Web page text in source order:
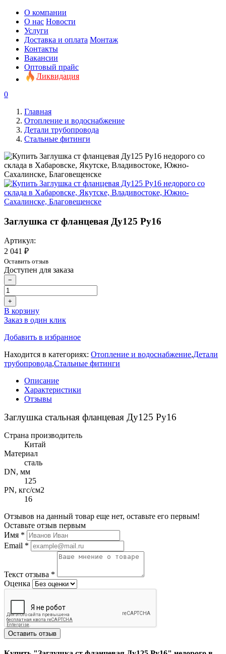
О компании
О нас Новости
Услуги
Доставка и оплата Монтаж
Контакты
Вакансии
Оптовый прайс
Ликвидация
0
Главная
Отопление и водоснабжение
Детали трубопровода
Стальные фитинги
Заглушка ст фланцевая Ду125 Ру16
Артикул:
2 041 ₽
Оставить отзыв
Доступен для заказа
−
+
В корзину
Заказ в один клик
Добавить в избранное
Находится в категориях: Отопление и водоснабжение,Детали
трубопровода,Стальные фитинги
Описание
Характеристики
Отзывы
Заглушка стальная фланцевая Ду125 Ру16
Страна производитель
Китай
Материал
сталь
DN, мм
125
PN, кгс/см2
16
Отзывов на данный товар еще нет, оставьте его первым!
Оставьте отзыв первым
Имя *
Email *
Текст отзыва *
Оценка
Оставить отзыв